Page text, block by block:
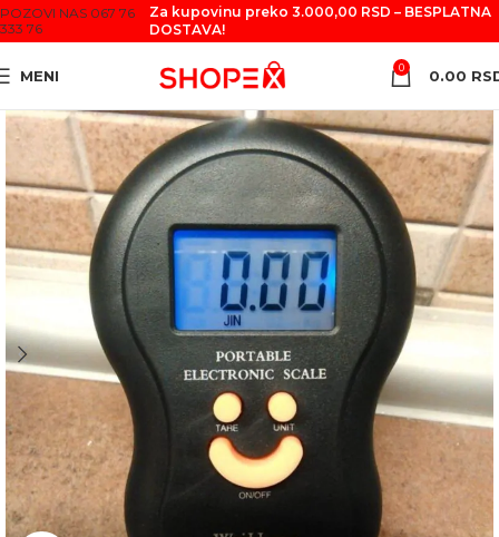
POZOVI NAS 067 76
333 76
Za kupovinu preko 3.000,00 RSD – BESPLATNA
DOSTAVA!
MENI 0 0.00